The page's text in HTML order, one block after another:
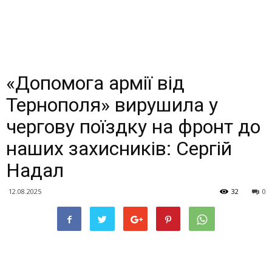
«Допомога армії від
Тернополя» вирушила у
чергову поїздку на фронт до
наших захисників: Сергій
Надал
12.08.2025 0
32